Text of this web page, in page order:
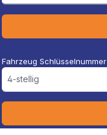
Fahrzeug Schlüsselnummer
4-stellig